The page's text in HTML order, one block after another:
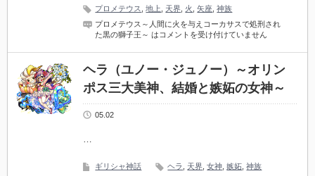
プロメテウス
,地上 天界 火 ,矢座 ,神族
プロメテウス～人間に火を与えコーカサスで処刑され
た黒の獅子王～ は コメントを受け付けていません
ヘラ（ユノー・ジュノー）～オリン
ポス三大美神、結婚と嫉妬の女神～
05.02
…
ギリシャ神話 ヘラ 天界 ,女神 ,嫉妬 ,神族